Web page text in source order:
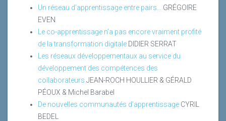
Un réseau d’apprentissage entre pairs...
GRÉGOIRE
EVEN
Le co-apprentissage n’a pas encore vraiment profité
de la transformation digitale DIDIER SERRAT
Les réseaux développementaux au service du
développement des compétences des
collaborateurs JEAN-ROCH HOULLIER & GÉRALD
PÉOUX & Michel Barabel
De nouvelles communautés d’apprentissage CYRIL
BEDEL